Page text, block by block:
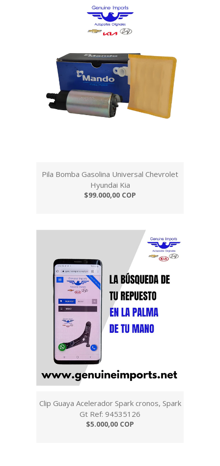
Pila Bomba Gasolina Universal Chevrolet
Hyundai Kia
$99.000,00 COP
Clip Guaya Acelerador Spark cronos, Spark
Gt Ref: 94535126
$5.000,00 COP